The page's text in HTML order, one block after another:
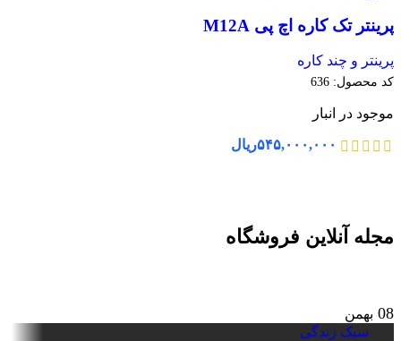
پرینتر تک کاره اچ پی M12A
پرینتر و چند کاره
کد محصول: 636
موجود در انبار
۵۴۵,۰۰۰,۰۰۰ریال
مجله آنلاین فروشگاه
08 بهمن
سبک زندگی